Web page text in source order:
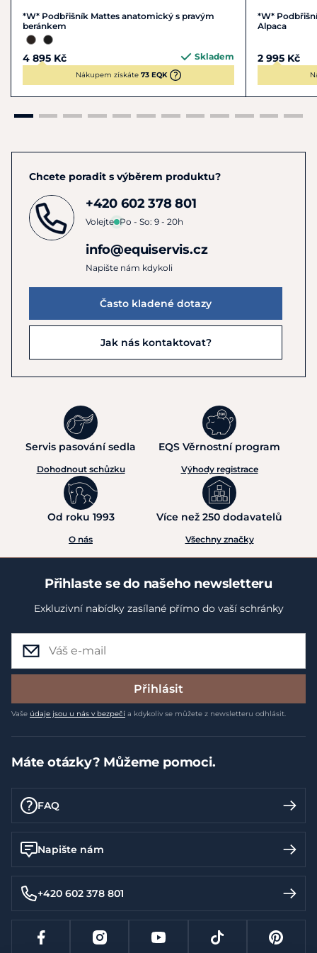
*W* Podbřišník Mattes anatomický s pravým
beránkem
4 895 Kč Skladem
Nákupem získáte 73 EQK
*W*
Alpaca
2 995 Kč
Chcete poradit s výběrem produktu?
+420 602 378 801
Volejte Po - So: 9 - 20h
info@equiservis.cz
Napište nám kdykoli
Často kladené dotazy
Jak nás kontaktovat?
Servis pasování sedla
Dohodnout schůzku
EQS Věrnostní program
Výhody registrace
Od roku 1993
O nás
Více než 250 dodavatelů
Všechny značky
Přihlaste se do našeho newsletteru
Exkluzivní nabídky zasílané přímo do vaší schránky
Přihlásit
Vaše údaje jsou u nás v bezpečí a kdykoliv se můžete z newsletteru odhlásit.
Máte otázky? Můžeme pomoci.
FAQ
Napište nám
+420 602 378 801